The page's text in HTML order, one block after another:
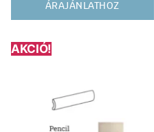
ÁRAJÁNLATHOZ
AKCIÓ!